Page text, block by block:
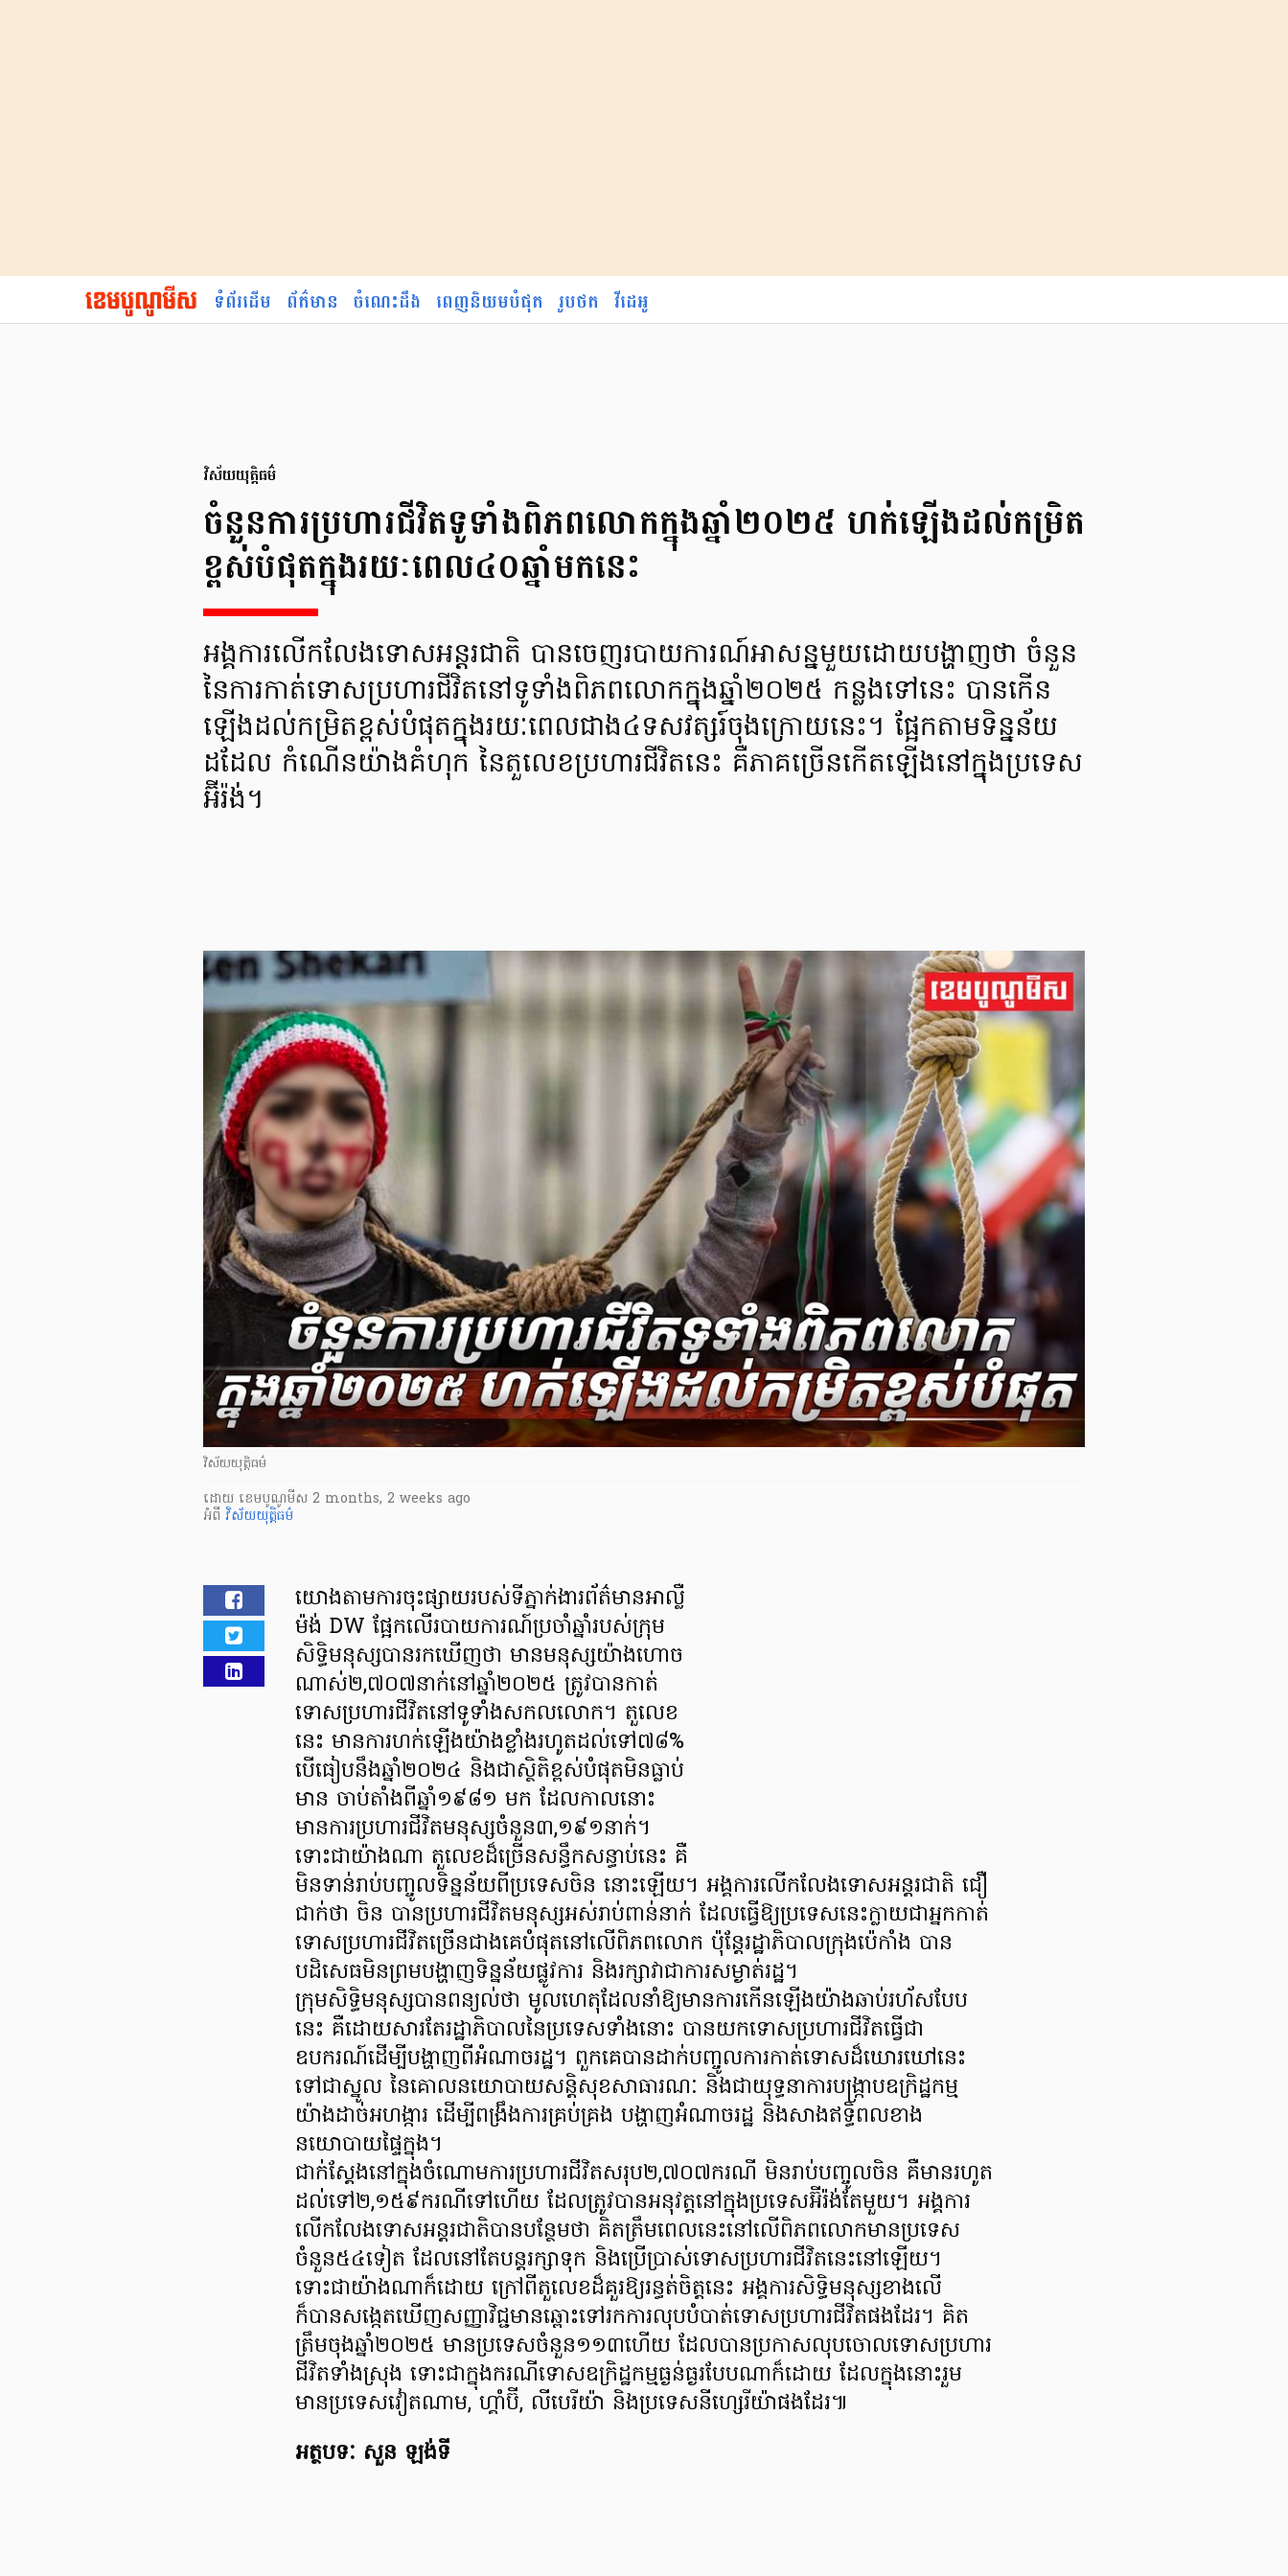
ទំព័រដើម ព័ត៌មាន ចំណេះដឹង ពេញនិយមបំផុត រូបថត វីដេអូ
វិស័យយុត្តិធម៌
ចំនួនការប្រហារជីវិតទូទាំងពិភពលោកក្នុងឆ្នាំ២០២៥ ហក់ឡើងដល់កម្រិត
ខ្ពស់បំផុតក្នុងរយៈពេល៤០ឆ្នាំមកនេះ
អង្គការលើកលែងទោសអន្តរជាតិ បានចេញរបាយការណ៍អាសន្នមួយដោយបង្ហាញថា ចំនួន
នៃការកាត់ទោសប្រហារជីវិតនៅទូទាំងពិភពលោកក្នុងឆ្នាំ២០២៥ កន្លងទៅនេះ បានកើន
ឡើងដល់កម្រិតខ្ពស់បំផុតក្នុងរយៈពេលជាង៤ទសវត្សរ៍ចុងក្រោយនេះ។ ផ្អែកតាមទិន្នន័យ
ដដែល កំណើនយ៉ាងគំហុក នៃតួលេខប្រហារជីវិតនេះ គឺភាគច្រើនកើតឡើងនៅក្នុងប្រទេស
អ៊ីរ៉ង់។
វិស័យយុត្តិធម៌
ដោយ ​ ខេមបូណូមីស 2 months, 2 weeks ago
អំពី វិស័យយុត្តិធម៌
យោងតាមការចុះផ្សាយរបស់ទីភ្នាក់ងារព័ត៌មានអាល្លឺ
ម៉ង់ DW ផ្អែកលើរបាយការណ៍ប្រចាំឆ្នាំរបស់ក្រុម
សិទ្ធិមនុស្សបានរកឃើញថា មានមនុស្សយ៉ាងហោច
ណាស់២,៧០៧នាក់នៅឆ្នាំ២០២៥ ត្រូវបានកាត់
ទោសប្រហារជីវិតនៅទូទាំងសកលលោក។ តួលេខ
នេះ មានការហក់ឡើងយ៉ាងខ្លាំងរហូតដល់ទៅ៧៨%
បើធៀបនឹងឆ្នាំ២០២៤ និងជាស្ថិតិខ្ពស់បំផុតមិនធ្លាប់
មាន ចាប់តាំងពីឆ្នាំ១៩៨១ មក ដែលកាលនោះ
មានការប្រហារជីវិតមនុស្សចំនួន៣,១៩១នាក់។
ទោះជាយ៉ាងណា តួលេខដ៏ច្រើនសន្ធឹកសន្ធាប់នេះ គឺ
មិនទាន់រាប់បញ្ចូលទិន្នន័យពីប្រទេសចិន នោះឡើយ។ អង្គការលើកលែងទោសអន្តរជាតិ ជឿ
ជាក់ថា ចិន បានប្រហារជីវិតមនុស្សអស់រាប់ពាន់នាក់ ដែលធ្វើឱ្យប្រទេសនេះក្លាយជាអ្នកកាត់
ទោសប្រហារជីវិតច្រើនជាងគេបំផុតនៅលើពិភពលោក ប៉ុន្តែរដ្ឋាភិបាលក្រុងប៉េកាំង បាន
បដិសេធមិនព្រមបង្ហាញទិន្នន័យផ្លូវការ និងរក្សាវាជាការសម្ងាត់រដ្ឋ។
ក្រុមសិទ្ធិមនុស្សបានពន្យល់ថា មូលហេតុដែលនាំឱ្យមានការកើនឡើងយ៉ាងឆាប់រហ័សបែប
នេះ គឺដោយសារតែរដ្ឋាភិបាលនៃប្រទេសទាំងនោះ បានយកទោសប្រហារជីវិតធ្វើជា
ឧបករណ៍ដើម្បីបង្ហាញពីអំណាចរដ្ឋ។ ពួកគេបានដាក់បញ្ចូលការកាត់ទោសដ៏ឃោរឃៅនេះ
ទៅជាស្នូល នៃគោលនយោបាយសន្តិសុខសាធារណៈ និងជាយុទ្ធនាការបង្ក្រាបឧក្រិដ្ឋកម្ម
យ៉ាងដាច់អហង្ការ ដើម្បីពង្រឹងការគ្រប់គ្រង បង្ហាញអំណាចរដ្ឋ និងសាងឥទ្ធិពលខាង
នយោបាយផ្ទៃក្នុង។
ជាក់ស្តែងនៅក្នុងចំណោមការប្រហារជីវិតសរុប២,៧០៧ករណី មិនរាប់បញ្ចូលចិន គឺមានរហូត
ដល់ទៅ២,១៥៩ករណីទៅហើយ ដែលត្រូវបានអនុវត្តនៅក្នុងប្រទេសអ៊ីរ៉ង់តែមួយ។ អង្គការ
លើកលែងទោសអន្តរជាតិបានបន្ថែមថា គិតត្រឹមពេលនេះនៅលើពិភពលោកមានប្រទេស
ចំនួន៥៤ទៀត ដែលនៅតែបន្តរក្សាទុក និងប្រើប្រាស់ទោសប្រហារជីវិតនេះនៅឡើយ។
ទោះជាយ៉ាងណាក៏ដោយ ក្រៅពីតួលេខដ៏គួរឱ្យរន្ធត់ចិត្តនេះ អង្គការសិទ្ធិមនុស្សខាងលើ
ក៏បានសង្កេតឃើញសញ្ញាវិជ្ជមានឆ្ពោះទៅរកការលុបបំបាត់ទោសប្រហារជីវិតផងដែរ។ គិត
ត្រឹមចុងឆ្នាំ២០២៥ មានប្រទេសចំនួន១១៣ហើយ ដែលបានប្រកាសលុបចោលទោសប្រហារ
ជីវិតទាំងស្រុង ទោះជាក្នុងករណីទោសឧក្រិដ្ឋកម្មធ្ងន់ធ្ងរបែបណាក៏ដោយ ដែលក្នុងនោះរួម
មានប្រទេសវៀតណាម, ហ្គាំប៊ី, លីបេរីយ៉ា និងប្រទេសនីហ្សេរីយ៉ាផងដែរ៕
អត្ថបទៈ សួន ឡង់ទី